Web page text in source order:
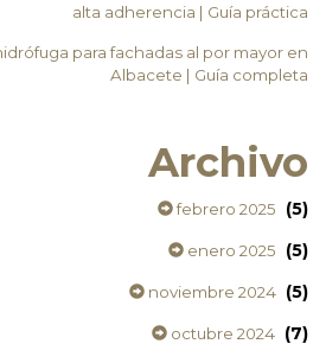
alta adherencia | Guía práctica
para fachadas al por mayor en
Albacete | Guía completa
Archivo
febrero 2025 (5)
enero 2025 (5)
noviembre 2024 (5)
octubre 2024 (7)